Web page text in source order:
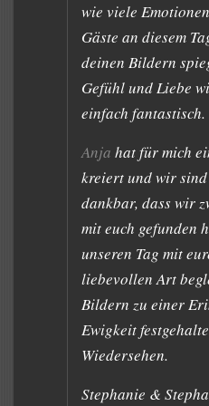
wie viele
Gäste an diesem
deinen Bildern
Gefühl und Liebe
einfach fantastisch.
Anja hat für mich
kreiert und wir
dankbar, dass wir
mit euch gefunden
unseren Tag mit
liebevollen Art
Bildern zu einer
Ewigkeit
Wiedersehen.
Stephanie &